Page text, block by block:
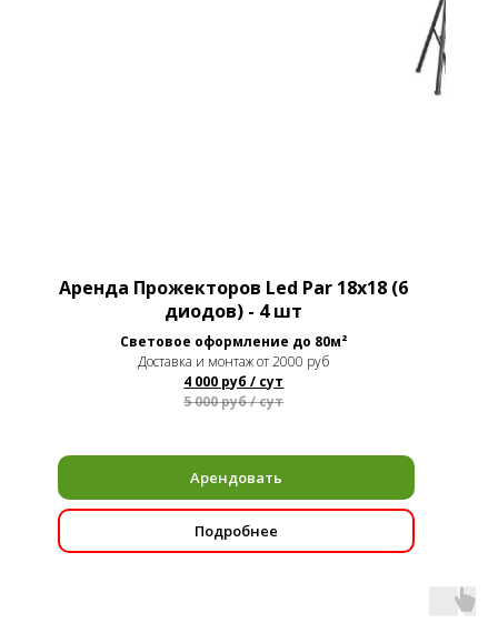
Аренда Прожекторов Led Par 18х18 (6
диодов) - 4 шт
Световое оформление до 80м²
Доставка и монтаж от 2000 руб
4 000 руб / сут
5 000 руб / сут
Арендовать
Подробнее